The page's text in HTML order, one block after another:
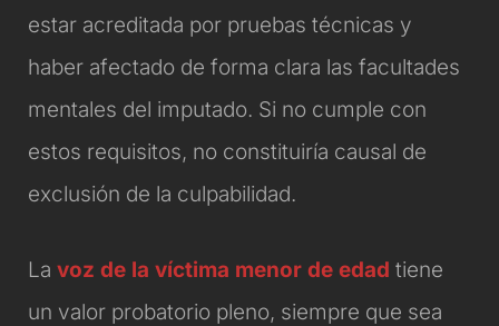
estar acreditada por pruebas técnicas y
haber afectado de forma clara las facultades
mentales del imputado. Si no cumple con
estos requisitos, no constituiría causal de
exclusión de la culpabilidad.
La voz de la víctima menor de edad tiene
un valor probatorio pleno, siempre que sea